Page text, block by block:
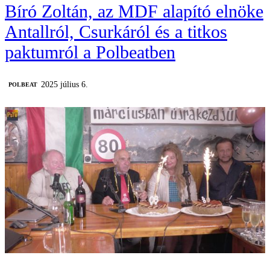
Bíró Zoltán, az MDF alapító elnöke
Antallról, Csurkáról és a titkos
paktumról a Polbeatben
‎POLBEAT 2025 július 6.